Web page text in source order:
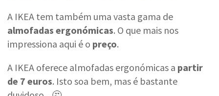
A IKEA tem também uma vasta gama de
almofadas ergonómicas. O que mais nos
impressiona aqui é o preço.
A IKEA oferece almofadas ergonómicas a partir
de 7 euros. Isto soa bem, mas é bastante